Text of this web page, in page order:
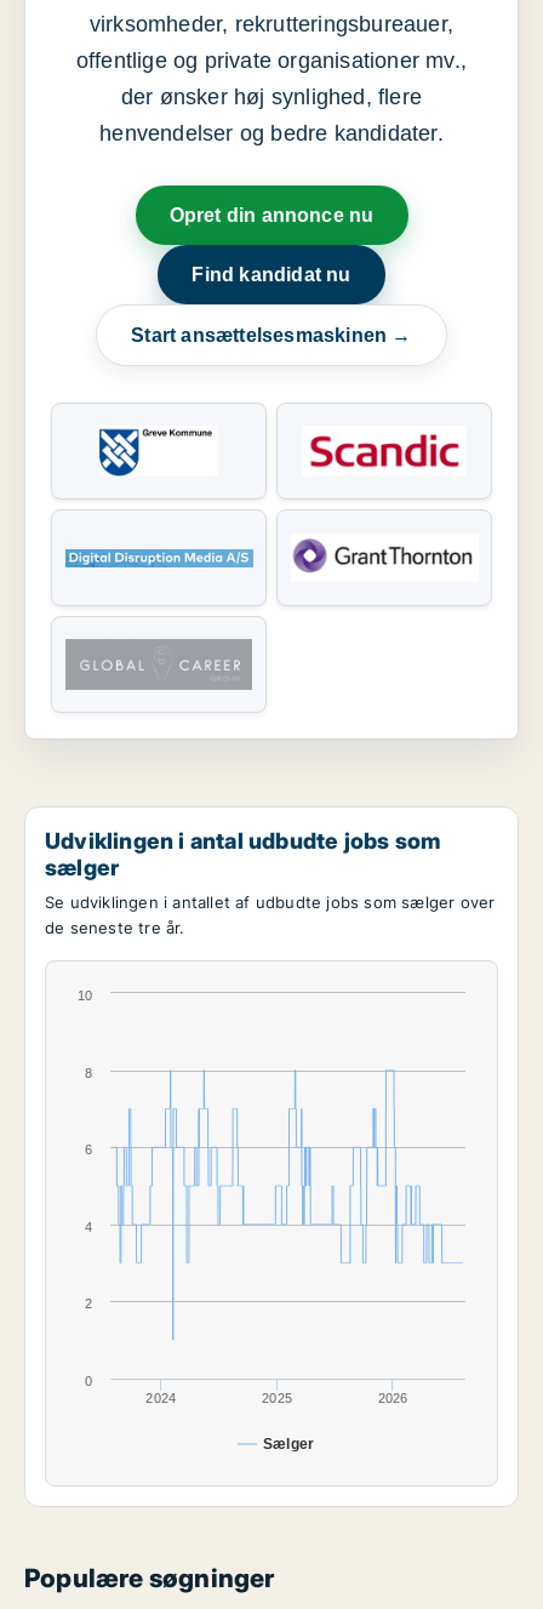
virksomheder, rekrutteringsbureauer,
offentlige og private organisationer mv.,
der ønsker høj synlighed, flere
henvendelser og bedre kandidater.
Opret din annonce nu
Find kandidat nu
Start ansættelsesmaskinen →
Udviklingen i antal udbudte jobs som
sælger
Se udviklingen i antallet af udbudte jobs som sælger over
de seneste tre år.
Sælger
2024 2025 2026
0
2
4
6
8
10
Populære søgninger